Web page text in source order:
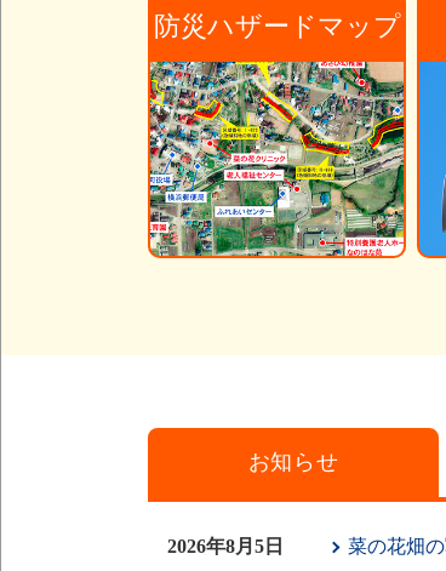
防災ハザードマップ
お知らせ
2026年8月5日 菜の花畑